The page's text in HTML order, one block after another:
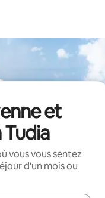
et
vous vous sentez
d'un mois ou